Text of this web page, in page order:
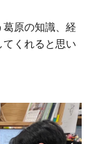
葛原の知識、経
くれると思い